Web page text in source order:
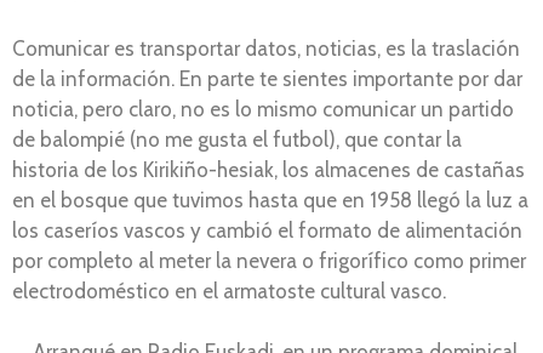
Comunicar es transportar datos, noticias, es la traslación
de la información. En parte te sientes importante por dar
noticia, pero claro, no es lo mismo comunicar un partido
de balompié (no me gusta el futbol), que contar la
historia de los Kirikiño-hesiak, los almacenes de castañas
en el bosque que tuvimos hasta que en 1958 llegó la luz a
los caseríos vascos y cambió el formato de alimentación
por completo al meter la nevera o frigorífico como primer
electrodoméstico en el armatoste cultural vasco.